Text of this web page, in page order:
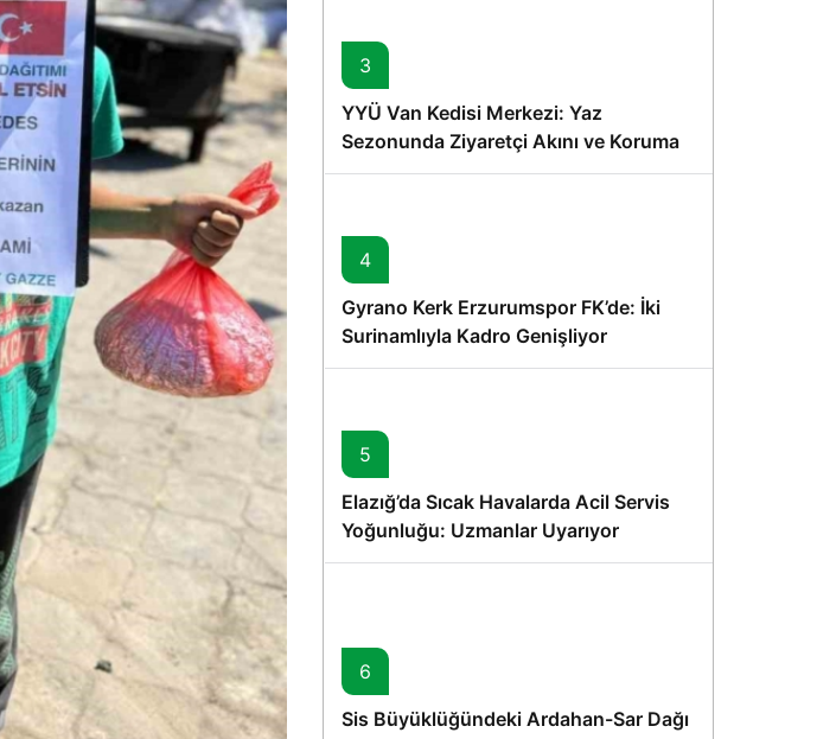
3
YYÜ Van Kedisi Merkezi: Yaz
Sezonunda Ziyaretçi Akını ve Koruma
Vurgusu
4
Gyrano Kerk Erzurumspor FK’de: İki
Surinamlıyla Kadro Genişliyor
5
Elazığ’da Sıcak Havalarda Acil Servis
Yoğunluğu: Uzmanlar Uyarıyor
6
Sis Büyüklüğündeki Ardahan-Sar Dağı